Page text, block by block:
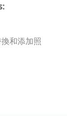
和添加照